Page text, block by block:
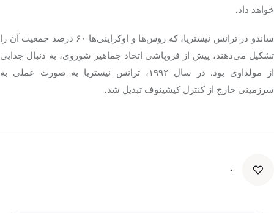
خواهد داد.
ساندو در ترانس نیستریا، که روس‌ها و اوکراینی‌ها ۶۰ درصد جمعیت آن را
تشکیل می‌دهند، پیش از فروپاشی اتحاد جماهیر شوروی، به دنبال جدایی
از مولداوی بود. در سال ۱۹۹۲، ترانس نیستریا به صورت عملی به
سرزمینی خارج از کنترل کیشینوف تبدیل شد.
۰